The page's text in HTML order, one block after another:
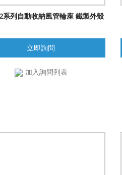
列自動收納風管輪座 鐵製外殼
立即詢問
加入詢問列表